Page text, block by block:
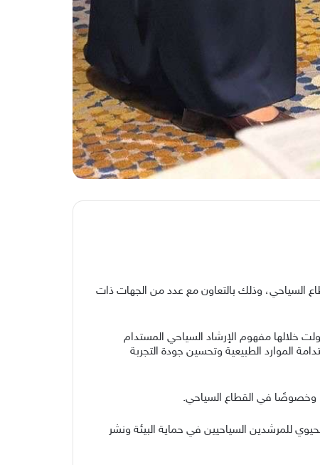
السياحي، وذلك بالتعاون مع عدد من الجهات ذات
خلالها مفهوم الإرشاد السياحي المستدام
الموارد الطبيعية وتحسين جودة التجربة
وخصوصًا في القطاع السياحي.
للمرشدين السياحيين في حماية البيئة ونشر